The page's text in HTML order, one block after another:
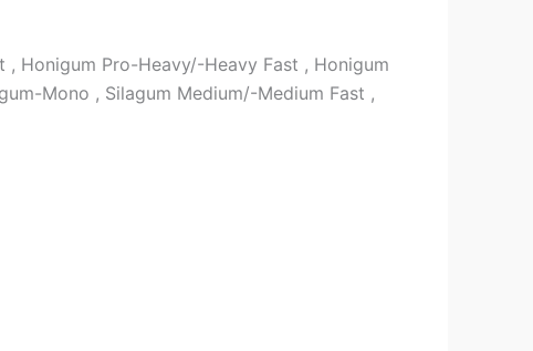
Honigum Pro-Heavy/-Heavy Fast , Honigum
Mono , Silagum Medium/-Medium Fast ,